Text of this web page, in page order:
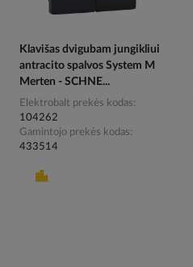
Klavišas dvigubam jungikliui
antracito spalvos System M
Merten - SCHNE...
Elektrobalt prekės kodas
104262
Gamintojo prekės kodas
433514